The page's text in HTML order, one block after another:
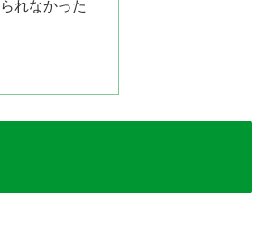
れなかった